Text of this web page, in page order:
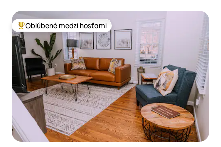
Najobľúbenejšie medzi hosťami
Obľúbené medzi hosťami